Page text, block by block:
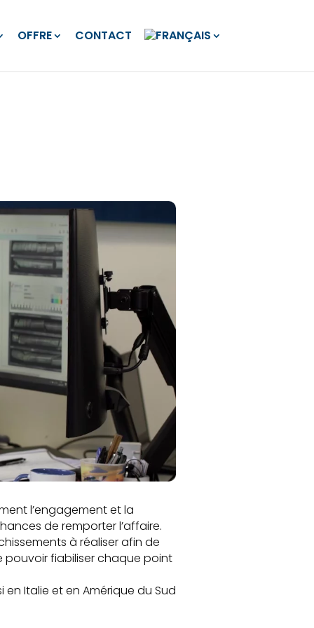
OFFRE CONTACT
l’engagement et la
de remporter l’affaire.
à réaliser afin de
pouvoir fiabiliser chaque point
en Italie et en Amérique du Sud